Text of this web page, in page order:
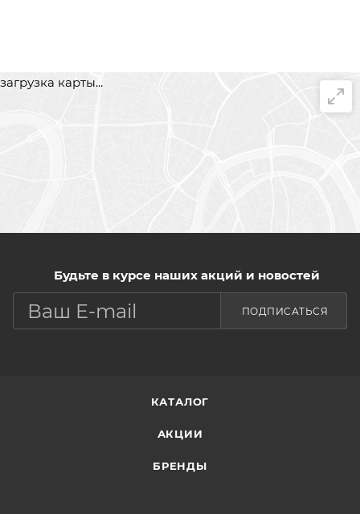
загрузка карты...
Будьте в курсе наших акций и новостей
ПОДПИСАТЬСЯ
КАТАЛОГ
АКЦИИ
БРЕНДЫ